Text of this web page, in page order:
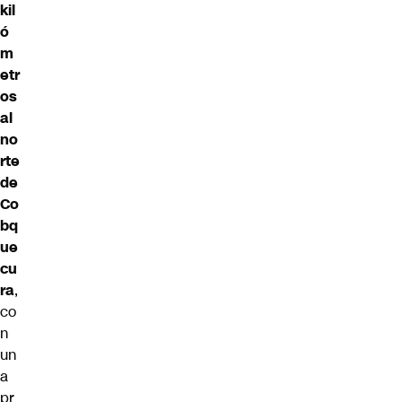
kil
ó
m
etr
os
al
no
rte
de
Co
bq
ue
cu
ra,
co
n
un
a